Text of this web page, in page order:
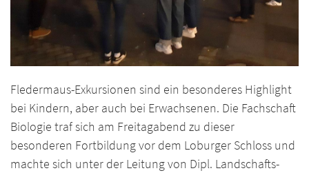
Fledermaus-Exkursionen sind ein besonderes Highlight
bei Kindern, aber auch bei Erwachsenen. Die Fachschaft
Biologie traf sich am Freitagabend zu dieser
besonderen Fortbildung vor dem Loburger Schloss und
machte sich unter der Leitung von Dipl. Landschafts-